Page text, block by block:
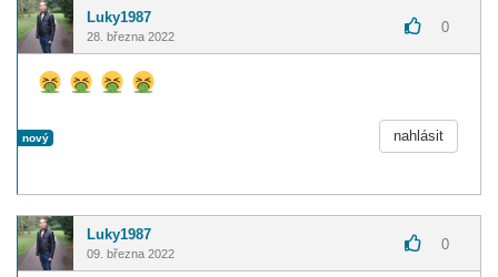
Luky1987
28. března 2022
0
nový nahlásit
Luky1987
09. března 2022
0